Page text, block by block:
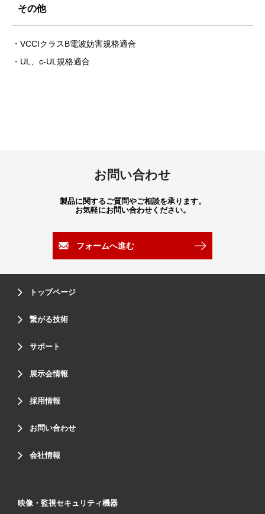
その他
・VCCIクラスB電波妨害規格適合
・UL、c-UL規格適合
お問い合わせ
製品に関するご質問やご相談を承ります。
お気軽にお問い合わせください。
フォームへ進む
トップページ
繋がる技術
サポート
展示会情報
採用情報
お問い合わせ
会社情報
映像・監視セキュリティ機器